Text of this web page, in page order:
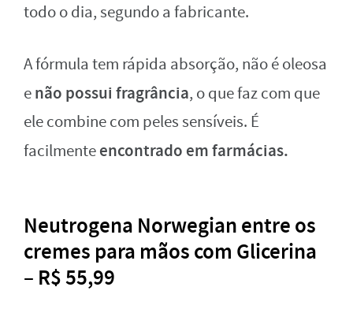
todo o dia, segundo a fabricante.
A fórmula tem rápida absorção, não é oleosa
enão possui fragrância, o que faz com que
ele combine com peles sensíveis. É
facilmenteencontrado em farmácias.
Neutrogena Norwegian entre os
cremes para mãos com Glicerina
– R$ 55,99